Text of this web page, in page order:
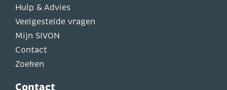
Hulp & Advies
Veelgestelde vragen
Mijn SIVON
Contact
Zoeken
Contact